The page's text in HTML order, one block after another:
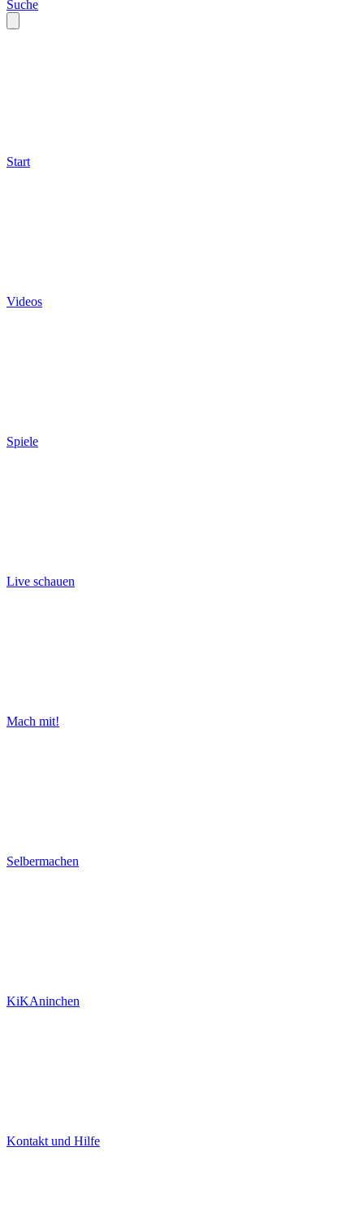
Suche
Start
Videos
Spiele
Live schauen
Mach mit!
Selbermachen
KiKAninchen
Kontakt und Hilfe